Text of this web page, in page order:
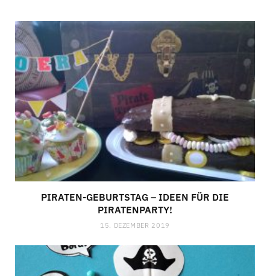
PIRATEN-GEBURTSTAG – IDEEN FÜR DIE
PIRATENPARTY!
15. DEZEMBER 2019